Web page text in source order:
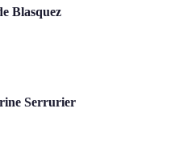
Blasquez
Serrurier